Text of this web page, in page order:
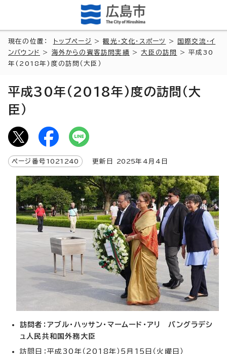
現在の位置： トップページ >観光・文化・スポーツ >
国際交流・イ
ンバウンド
> 海外からの賓客訪問実績 >大臣の訪問
> 平成30
年(2018年)度の訪問（大臣）
平成30年(2018年)度の訪問（大
臣）
ページ番号 1021240 更新日 2025年4月4日
訪問者：アブル・ハッサン・マームード・アリ バングラデシ
ュ人民共和国外務大臣
訪問日：平成30年（2018年）5月15日（火曜日）